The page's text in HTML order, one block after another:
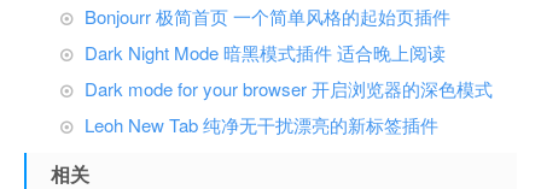
Bonjourr 极简首页 一个简单风格的起始页插件
Dark Night Mode 暗黑模式插件 适合晚上阅读
Dark mode for your browser 开启浏览器的深色模式
Leoh New Tab 纯净无干扰漂亮的新标签插件
相关